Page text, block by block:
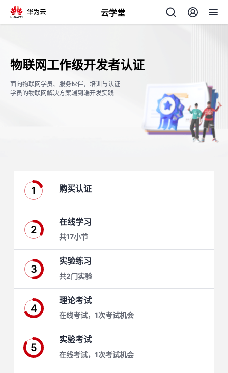
云学堂
习
径
在
课
程
实
验
我
的
活
我
的
物联网工作级开发者认证
面向物联网学员、服务伙伴，培训与认证
学员的物联网解决方案端到端开发实践能
1 购买认证
2
在线学习
共17小节
3
实验练习
共2门实验
4
理论考试
在线考试，1次考试机会
5
实验考试
在线考试，1次考试机会